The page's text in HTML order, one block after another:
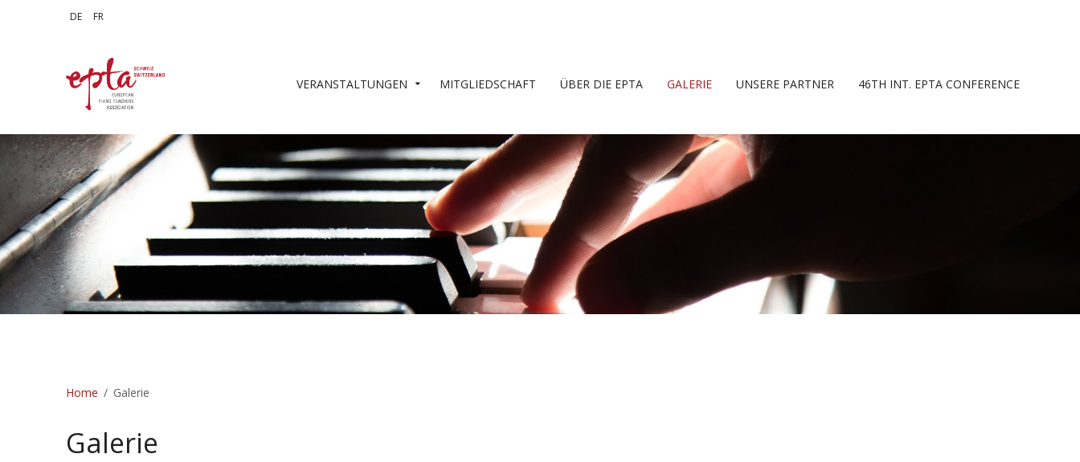
Sprache auswählen
DE FR
VERANSTALTUNGEN MITGLIEDSCHAFT ÜBER DIE EPTA GALERIE UNSERE PARTNER 46TH INT. EPTA CONFERENCE
Home Galerie
Galerie